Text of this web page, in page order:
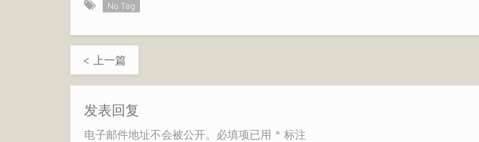
No Tag
< 上一篇
发表回复
电子邮件地址不会被公开。必填项已用 * 标注